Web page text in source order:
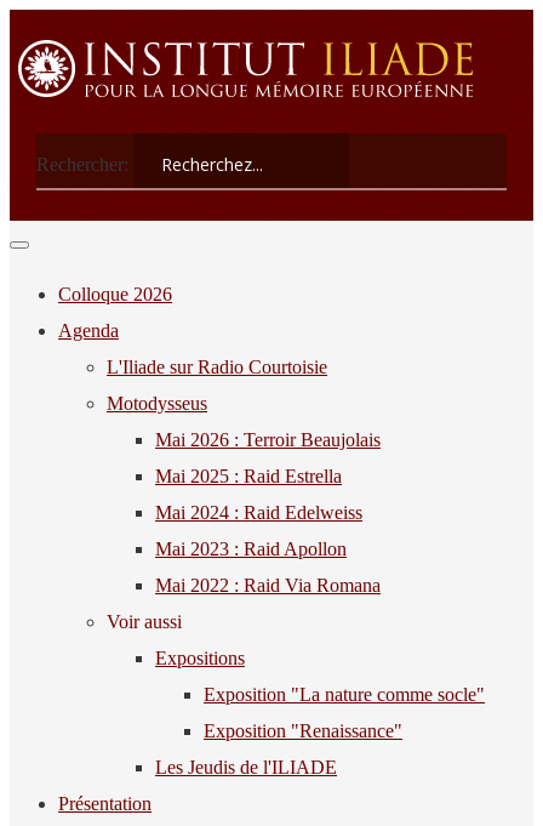
Rechercher:
Colloque 2026
Agenda
L'Iliade sur Radio Courtoisie
Motodysseus
Mai 2026 : Terroir Beaujolais
Mai 2025 : Raid Estrella
Mai 2024 : Raid Edelweiss
Mai 2023 : Raid Apollon
Mai 2022 : Raid Via Romana
Voir aussi
Expositions
Exposition "La nature comme socle"
Exposition "Renaissance"
Les Jeudis de l'ILIADE
Présentation